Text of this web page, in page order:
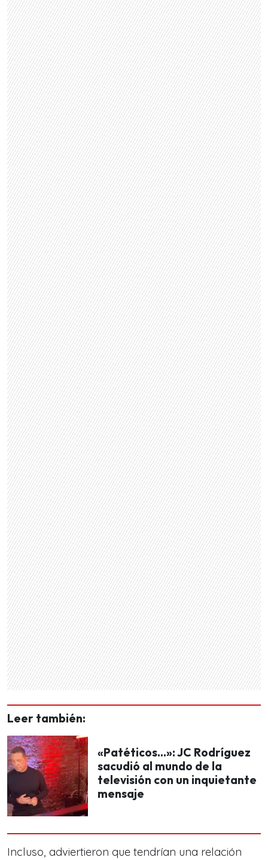
Leer también:
«Patéticos…»: JC Rodríguez
sacudió al mundo de la
televisión con un inquietante
mensaje
Incluso, adviertieron que tendrían una relación